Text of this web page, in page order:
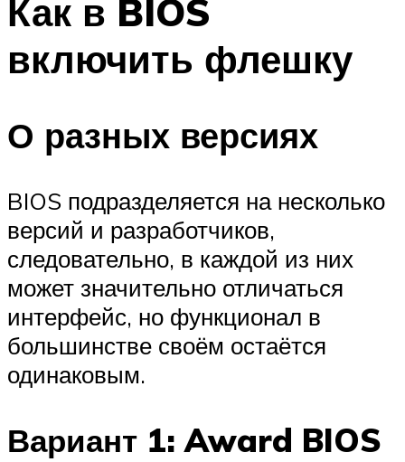
Как в BIOS
включить флешку
О разных версиях
BIOS подразделяется на несколько
версий и разработчиков,
следовательно, в каждой из них
может значительно отличаться
интерфейс, но функционал в
большинстве своём остаётся
одинаковым.
Вариант 1: Award BIOS